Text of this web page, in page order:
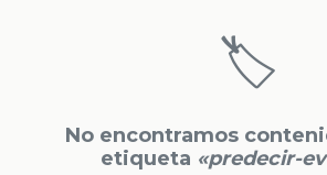
🏷️
No encontramos
etiqueta «predecir-